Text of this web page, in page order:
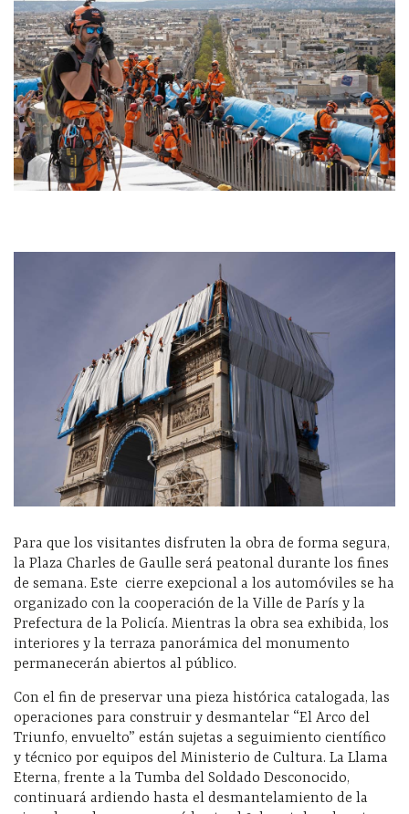
Para que los visitantes disfruten la obra de forma segura,
la Plaza Charles de Gaulle será peatonal durante los fines
de semana. Este cierre exepcional a los automóviles se ha
organizado con la cooperación de la Ville de París y la
Prefectura de la Policía. Mientras la obra sea exhibida, los
interiores y la terraza panorámica del monumento
permanecerán abiertos al público.
Con el fin de preservar una pieza histórica catalogada, las
operaciones para construir y desmantelar “El Arco del
Triunfo, envuelto” están sujetas a seguimiento científico
y técnico por equipos del Ministerio de Cultura. La Llama
Eterna, frente a la Tumba del Soldado Desconocido,
continuará ardiendo hasta el desmantelamiento de la